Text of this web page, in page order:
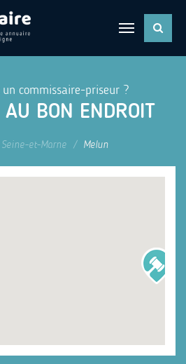
un commissaire-priseur ?
BON ENDROIT
Seine-et-Marne Melun